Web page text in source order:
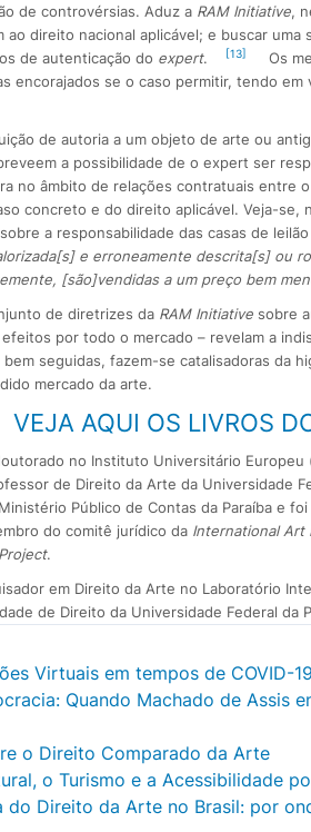
de controvérsias. Aduz a RAM Initiative,
direito nacional aplicável; e buscar uma
de autenticação do expert. [13]
Os
encorajados se o caso permitir, tendo
de autoria a um objeto de arte ou
a possibilidade de o expert ser
no âmbito de relações contratuais entre
concreto e do direito aplicável. Veja-
a responsabilidade das casas de
e erroneamente descrita[s] ou
[são]vendidas a um preço bem
de diretrizes da RAM Initiative sobre
por todo o mercado – revelam a
seguidas, fazem-se catalisadoras da
mercado da arte.
VEJA AQUI OS LIVROS
no Instituto Universitário Europeu
de Direito da Arte da Universidade
Público de Contas da Paraíba e
do comitê jurídico da International Art
.
em Direito da Arte no Laboratório
de Direito da Universidade Federal da
Virtuais em tempos de COVID-19
Quando Machado de Assis
o Direito Comparado da Arte
o Turismo e a Acessibilidade
Direito da Arte no Brasil: por